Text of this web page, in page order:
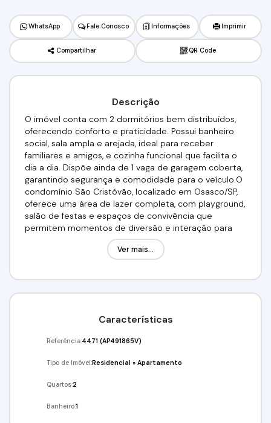
WhatsApp Fale Conosco Informações Imprimir
Compartilhar QR Code
Descrição
O imóvel conta com 2 dormitórios bem distribuídos,
oferecendo conforto e praticidade. Possui banheiro
social, sala ampla e arejada, ideal para receber
familiares e amigos, e cozinha funcional que facilita o
dia a dia. Dispõe ainda de 1 vaga de garagem coberta,
garantindo segurança e comodidade para o veículo.O
condomínio São Cristóvão, localizado em Osasco/SP,
oferece uma área de lazer completa, com playground,
salão de festas e espaços de convivência que
permitem momentos de diversão e interação para
todas as idades. A segurança é reforçada com
portaria 24 horas, controle de acesso rigoroso e
Financiamento! Traga seu FGTS!Venha conferir!!!
Agende já a sua visita!!!(11) 98211-2565 / (11) 97417-
Ver mais...
Características
Referência:4471 (AP491865V)
Tipo de Imóvel:Residencial »Apartamento
Quartos:2
Banheiro:1